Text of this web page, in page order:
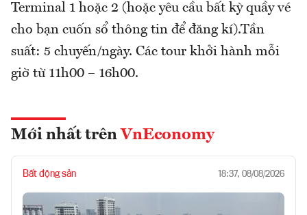
Terminal 1 hoặc 2 (hoặc yêu cầu bất kỳ quầy vé
cho bạn cuốn sổ thông tin để đăng kí).Tần
suất: 5 chuyến/ngày. Các tour khởi hành mỗi
giờ từ 11h00 – 16h00.
Mới nhất trên VnEconomy
Bất động sản 18:37, 08/08/2026